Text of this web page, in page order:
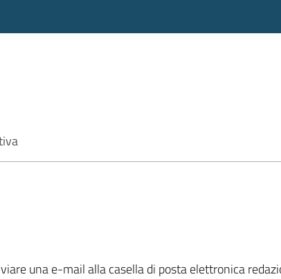
ricerca federato
una e-mail alla casella di posta elettronica